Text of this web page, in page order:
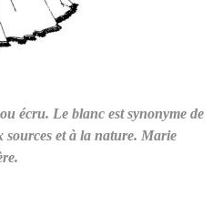
écru. Le blanc est synonyme de
sources et à la nature. Marie